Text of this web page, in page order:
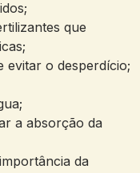
que
evitar o desperdício;
a absorção da
da